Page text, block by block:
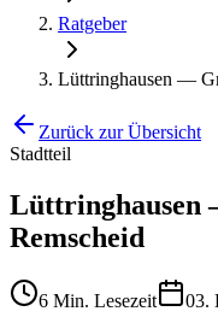
Ratgeber
Lüttringhausen —
Zurück zur Übersicht
Stadtteil
Lüttringhausen
Remscheid
6 Min. Lesezeit 03.